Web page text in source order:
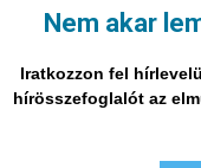
Nem akar
Iratkozzon fel
hírösszefoglalót az
Több
Bács-
2026-